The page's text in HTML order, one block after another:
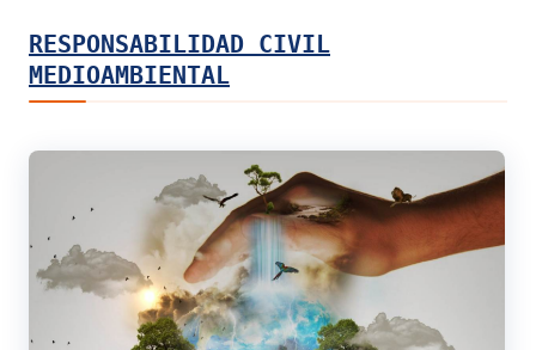
RESPONSABILIDAD CIVIL
MEDIOAMBIENTAL